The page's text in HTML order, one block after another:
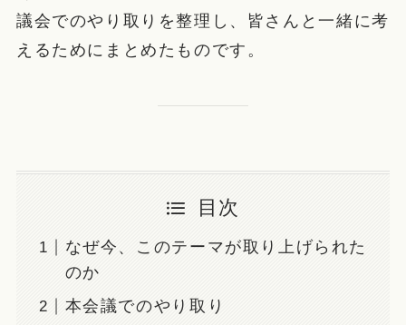
議会でのやり取りを整理し、皆さんと一緒に考
えるためにまとめたものです。
目次
なぜ今、このテーマが取り上げられた
のか
本会議でのやり取り